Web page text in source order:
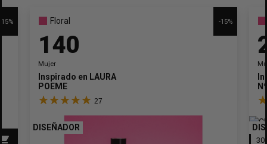
Floral
140
Mujer
Inspirado en LAURA
POEME
27
-15%
DISEÑADOR